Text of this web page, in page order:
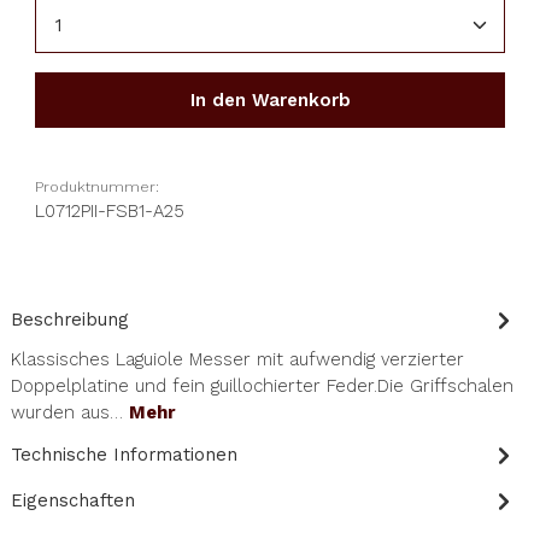
In den Warenkorb
Produktnummer:
L0712PII-FSB1-A25
Beschreibung
Klassisches Laguiole Messer mit aufwendig verzierter
Doppelplatine und fein guillochierter Feder.Die Griffschalen
wurden aus… Mehr
Technische Informationen
Eigenschaften